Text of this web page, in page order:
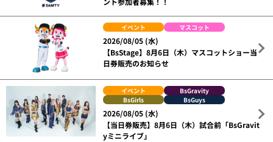
イベント マスコット
2026/08/05 (水)
【BsStage】8月6日（木）マスコットショー当
日券販売のお知らせ
イベント
BsGravity
BsGirls
BsGuys
2026/08/05 (水)
【当日券販売】8月6日（木）試合前「BsGravit
yミニライブ」